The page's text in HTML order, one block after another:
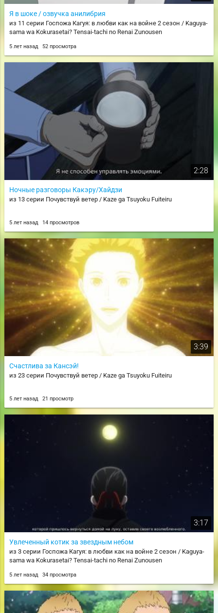
Я в шоке / озвучка анилибрия
из 11 серии Госпожа Кагуя: в любви как на войне 2 сезон / Kaguya-
sama wa Kokurasetai? Tensai-tachi no Renai Zunousen
5 лет назад 52 просмотра
2:28
Ночные разговоры Какэру/Хайдзи
из 13 серии Почувствуй ветер / Kaze ga Tsuyoku Fuiteiru
5 лет назад 14 просмотров
3:39
Счастлива за Кансэй!
из 23 серии Почувствуй ветер / Kaze ga Tsuyoku Fuiteiru
5 лет назад 21 просмотр
3:17
Увлеченный котик за звездным небом
из 3 серии Госпожа Кагуя: в любви как на войне 2 сезон / Kaguya-
sama wa Kokurasetai? Tensai-tachi no Renai Zunousen
5 лет назад 34 просмотра